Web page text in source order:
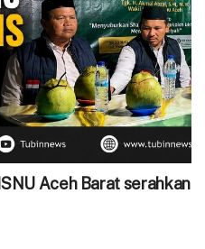
Aceh Barat serahkan